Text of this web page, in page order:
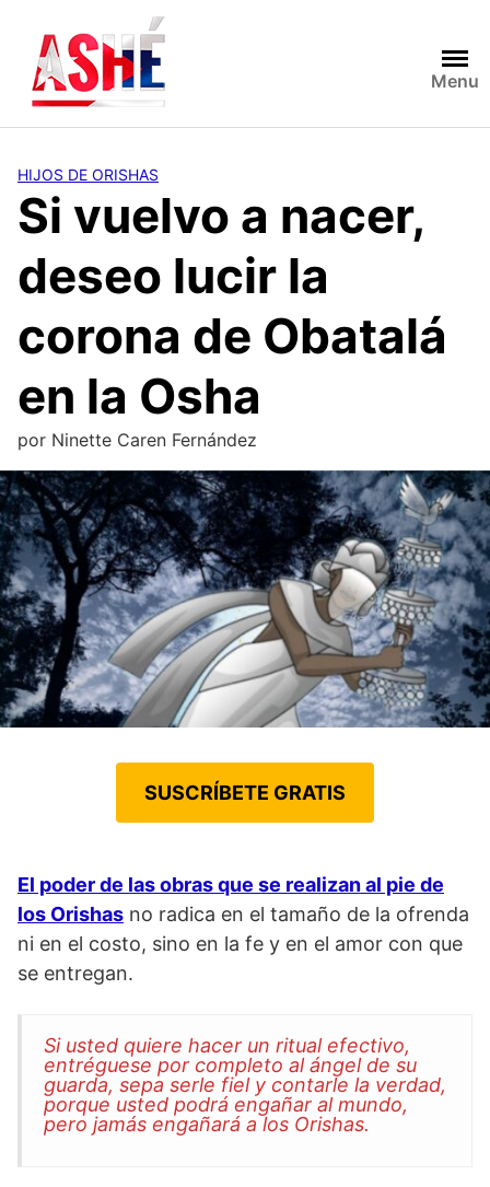
contenido
Menu
HIJOS DE ORISHAS
Si vuelvo a nacer,
deseo lucir la
corona de Obatalá
en la Osha
por Ninette Caren Fernández
SUSCRÍBETE GRATIS
El poder de las obras que se realizan al pie de
los Orishas no radica en el tamaño de la ofrenda
ni en el costo, sino en la fe y en el amor con que
se entregan.
Si usted quiere hacer un ritual efectivo,
entréguese por completo al ángel de su
guarda, sepa serle fiel y contarle la verdad,
porque usted podrá engañar al mundo,
pero jamás engañará a los Orishas.